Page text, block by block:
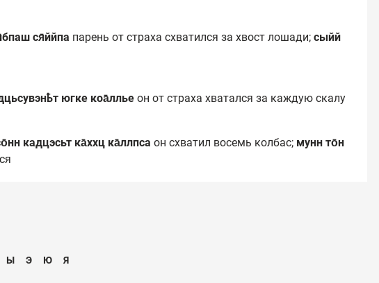
ся̄ййпа парень от страха схватился за хвост лошади; сыйй
югке коа̄ллье он от страха хватался за каждую скалу
кадцэсьт ка̄ххц ка̄ллпса он схватил восемь колбас; мунн то̄н
Ы Э Ю Я